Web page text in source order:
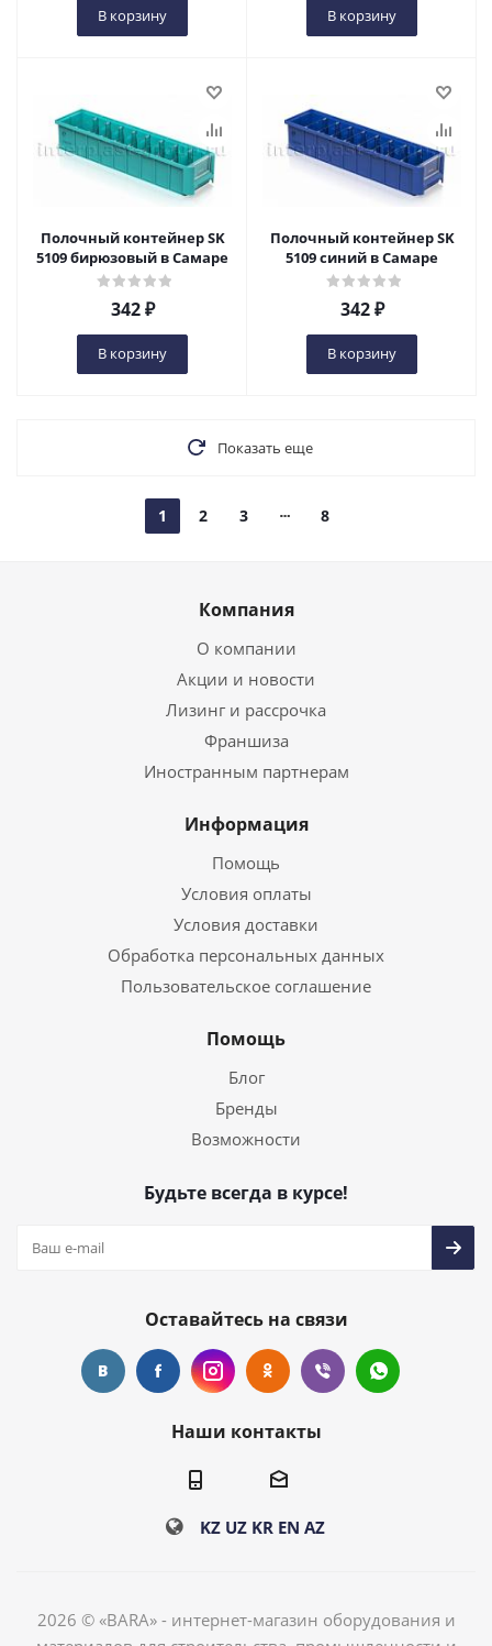
В корзину В корзину
Полочный контейнер SK
5109 бирюзовый в Самаре
342₽
В корзину
Полочный контейнер SK
5109 синий в Самаре
342₽
В корзину
Показать еще
1 2 3 8
Компания
О компании
Акции и новости
Лизинг и рассрочка
Франшиза
Иностранным партнерам
Информация
Помощь
Условия оплаты
Условия доставки
Обработка персональных данных
Пользовательское соглашение
Помощь
Блог
Бренды
Возможности
Будьте всегда в курсе!
Оставайтесь на связи
Наши контакты
KZ UZ KR EN AZ
2026 © «BARA» - интернет-магазин оборудования и